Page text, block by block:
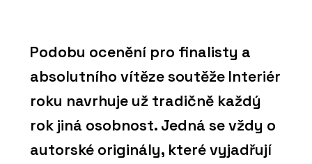
Podobu ocenění pro finalisty a
absolutního vítěze soutěže Interiér
roku navrhuje už tradičně každý
rok jiná osobnost. Jedná se vždy o
autorské originály, které vyjadřují